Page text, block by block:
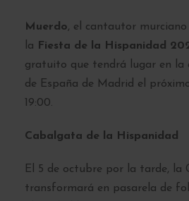
Muerdo, el cantautor
la
Fiesta de la Hispanidad
gratuito que tendrá lugar en la
de España de Madrid el
19:00.
Cabalgata de la Hispanidad
El 5 de octubre por la tarde, la
transformará en pasarela de